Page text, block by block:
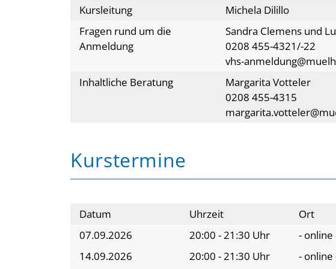
Kursleitung
Michela Dilillo
Fragen rund um die
Anmeldung
Sandra Clemens und
0208 455-4321/-22
vhs-
Inhaltliche Beratung
Margarita Votteler
0208 455-4315
Kurstermine
Datum Uhrzeit
Ort
07.09.2026
20:00 - 21:30 Uhr
- online
14.09.2026
20:00 - 21:30 Uhr
- online